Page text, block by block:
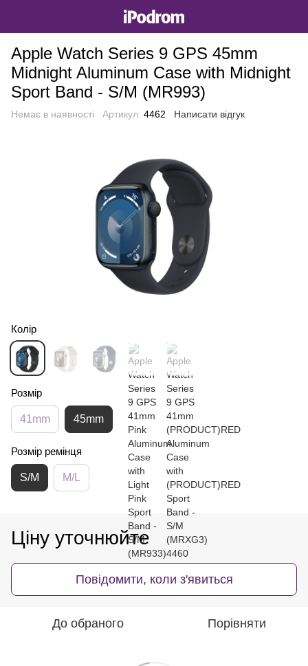
Apple Watch Series 9 GPS 45mm
Midnight Aluminum Case with Midnight
Sport Band - S/M (MR993)
Немає в наявності Артикул: 4462 Написати відгук
Колір
Розмір
41mm 45mm
Розмір ремінця
S/M M/L
Ціну уточнюйте
Повідомити, коли з'явиться
До обраного Порівняти